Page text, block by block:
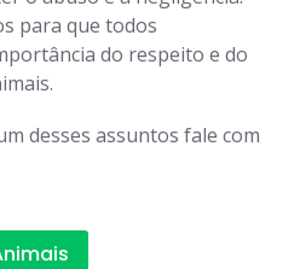
para que todos
do respeito e do
desses assuntos fale com